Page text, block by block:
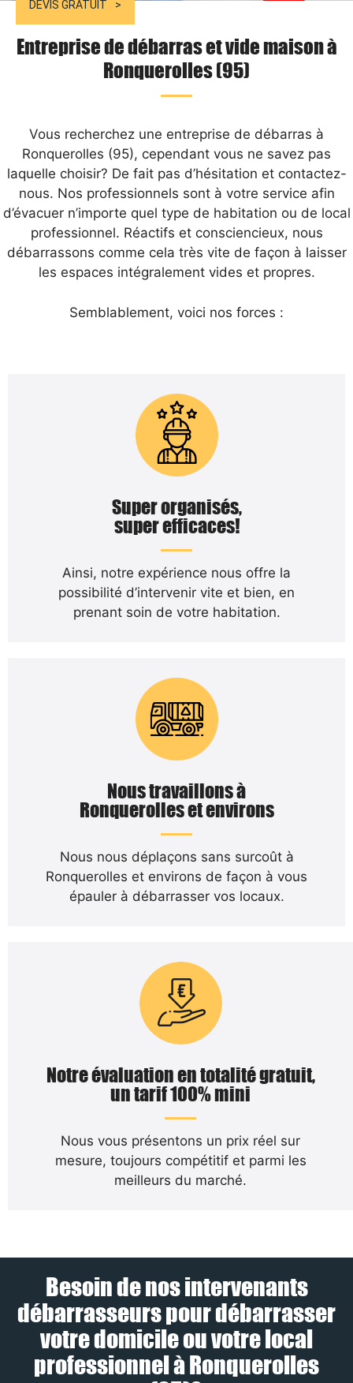
DEVIS GRATUIT
Entreprise de débarras et vide maison à
Ronquerolles (95)
Vous recherchez une entreprise de débarras à
Ronquerolles (95), cependant vous ne savez pas
laquelle choisir? De fait pas d’hésitation et contactez-
nous. Nos professionnels sont à votre service afin
d’évacuer n’importe quel type de habitation ou de local
professionnel. Réactifs et consciencieux, nous
débarrassons comme cela très vite de façon à laisser
les espaces intégralement vides et propres.
Semblablement, voici nos forces :
Super organisés,
super efficaces!
Ainsi, notre expérience nous offre la
possibilité d’intervenir vite et bien, en
prenant soin de votre habitation.
Nous travaillons à
Ronquerolles et environs
Nous nous déplaçons sans surcoût à
Ronquerolles et environs de façon à vous
épauler à débarrasser vos locaux.
Notre évaluation en totalité gratuit,
un tarif 100% mini
Nous vous présentons un prix réel sur
mesure, toujours compétitif et parmi les
meilleurs du marché.
Besoin de nos intervenants
débarrasseurs pour débarrasser
votre domicile ou votre local
professionnel à Ronquerolles